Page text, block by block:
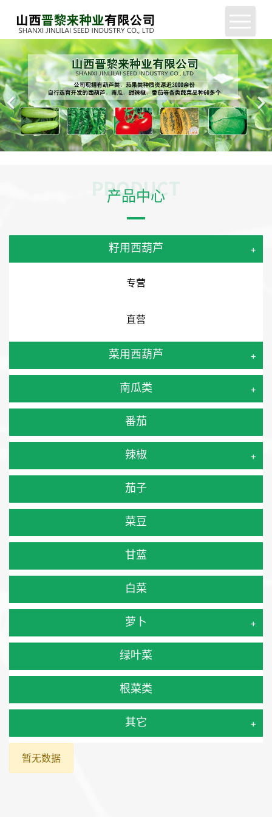
网站首页
公司简介
新闻中心
产品展示
产品中心
籽用西葫芦 +
专营
直营
菜用西葫芦 +
南瓜类 +
番茄
辣椒 +
茄子
菜豆
甘蓝
白菜
萝卜 +
绿叶菜
根菜类
其它 +
暂无数据